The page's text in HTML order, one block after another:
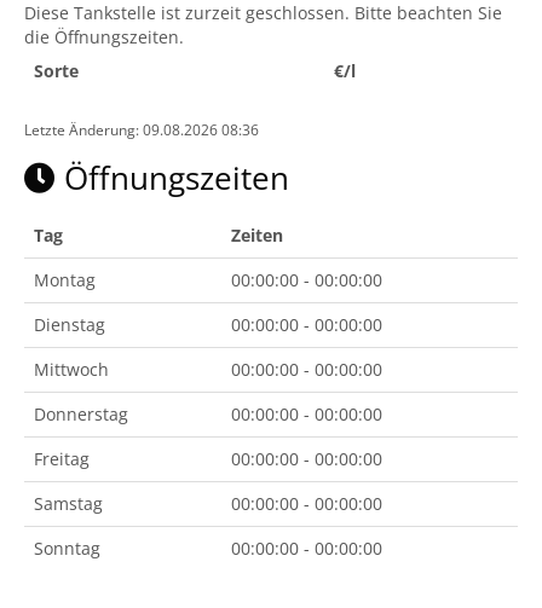
Diese Tankstelle ist zurzeit geschlossen. Bitte beachten Sie
die Öffnungszeiten.
Sorte
€/l
Letzte Änderung: 09.08.2026 08:36
Öffnungszeiten
Tag
Zeiten
Montag
00:00:00 - 00:00:00
Dienstag
00:00:00 - 00:00:00
Mittwoch
00:00:00 - 00:00:00
Donnerstag
00:00:00 - 00:00:00
Freitag
00:00:00 - 00:00:00
Samstag
00:00:00 - 00:00:00
Sonntag
00:00:00 - 00:00:00